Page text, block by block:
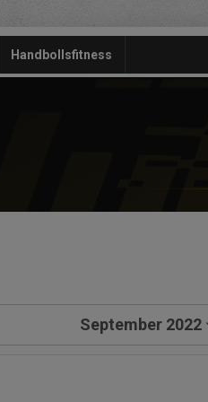
Handbollsfitness
September 2022